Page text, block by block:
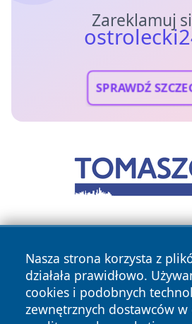
Zareklamuj
SPRAWDŹ
Nasza strona korzysta z
działała prawidłowo.
cookies i podobnych
zewnętrznych dostawców w
Copyright © 2026 ostrolecki24.pl